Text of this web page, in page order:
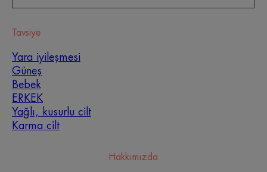
Uzmanlarımızın yardımıyla gerçekten ihtiyacı olanı
belirleyin ve size en uygun cilt bakım rutinini
Tavsiye
Yara iyileşmesi
Güneş
Bebek
ERKEK
Yağlı, kusurlu cilt
Karma cilt
Hakkımızda